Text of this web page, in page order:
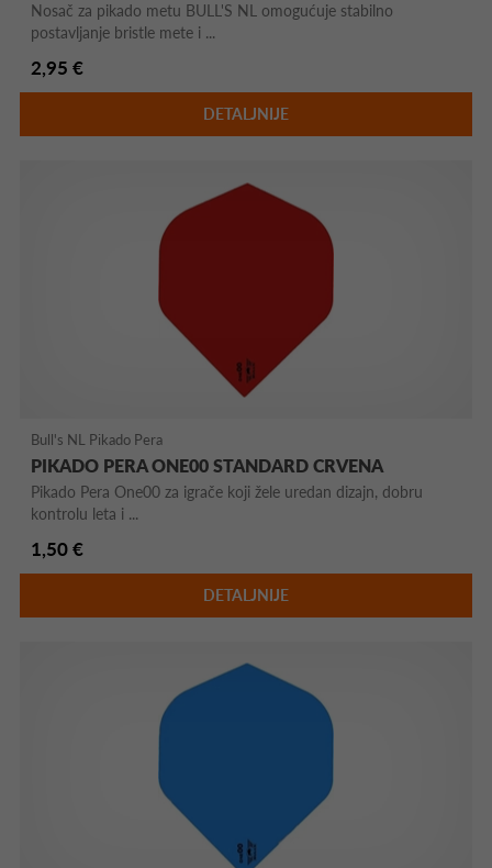
Nosač za pikado metu BULL'S NL omogućuje stabilno
postavljanje bristle mete i ...
2,95 €
DETALJNIJE
Bull's NL Pikado Pera
PIKADO PERA ONE00 STANDARD CRVENA
Pikado Pera One00 za igrače koji žele uredan dizajn, dobru
kontrolu leta i ...
1,50 €
DETALJNIJE